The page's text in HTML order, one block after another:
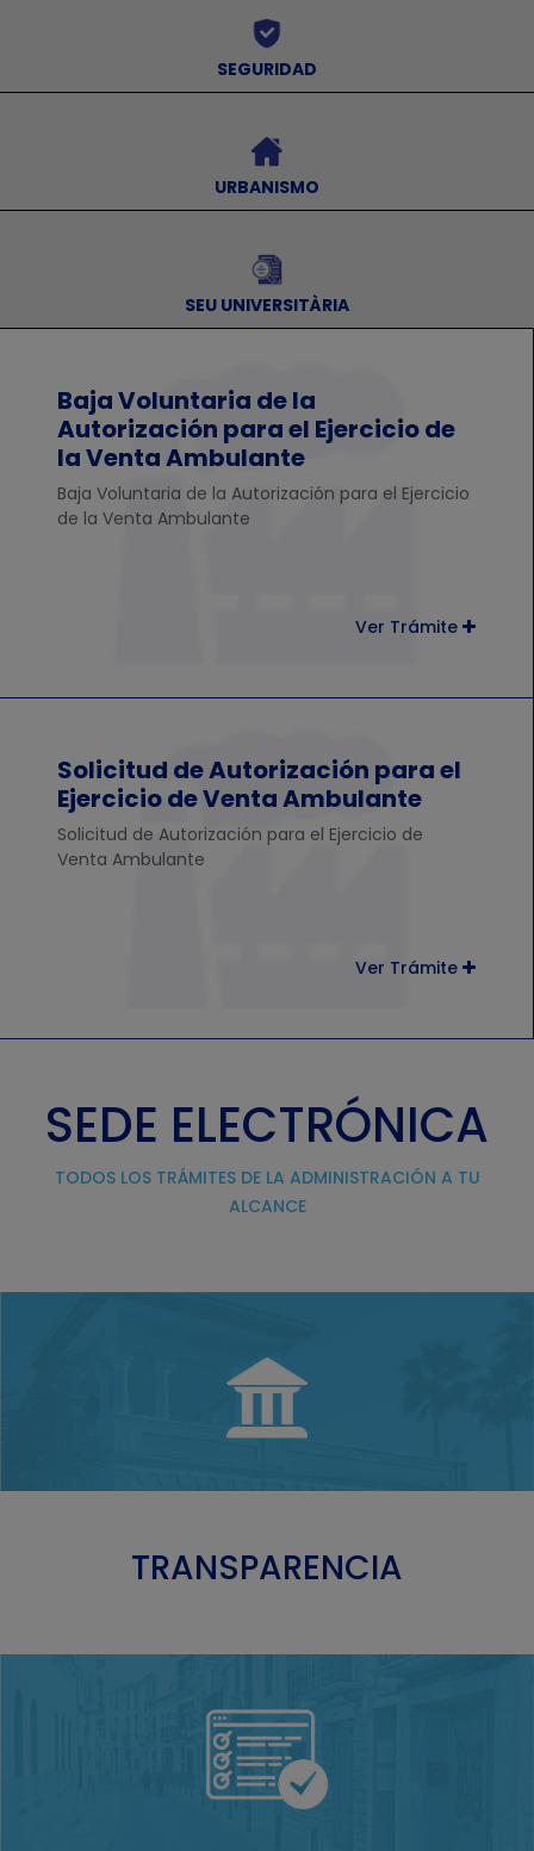
SEGURIDAD
URBANISMO
SEU UNIVERSITÀRIA
Baja Voluntaria de la
Autorización para el Ejercicio de
la Venta Ambulante
Baja Voluntaria de la Autorización para el Ejercicio
de la Venta Ambulante
Ver Trámite
Solicitud de Autorización para el
Ejercicio de Venta Ambulante
Solicitud de Autorización para el Ejercicio de
Venta Ambulante
Ver Trámite
SEDE ELECTRÓNICA
TODOS LOS TRÁMITES DE LA ADMINISTRACIÓN A TU
ALCANCE
TRANSPARENCIA